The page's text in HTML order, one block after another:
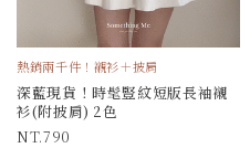
熱銷兩千件！襯衫＋披肩
深藍現貨！時髦豎紋短版長袖襯
衫(附披肩) 2色
790